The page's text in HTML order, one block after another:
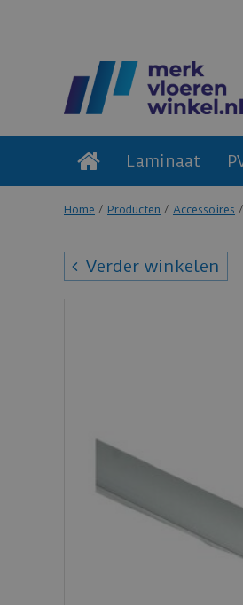
Home Producten Accessoires
Laminaat
Verder winkelen